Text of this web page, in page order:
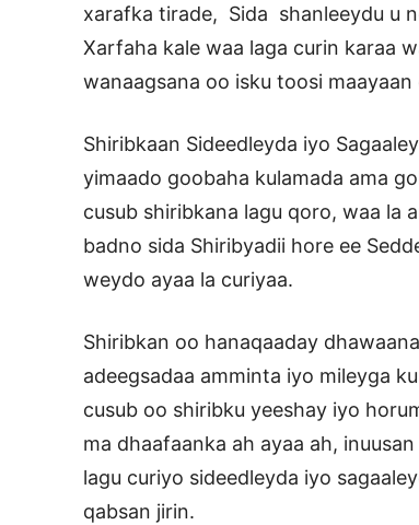
xarafka tirade, Sida shanleeydu u
Xarfaha kale waa laga curin karaa
wanaagsana oo isku toosi
Shiribkaan Sideedleyda iyo
yimaado goobaha kulamada ama
cusub shiribkana lagu qoro, waa la
badno sida Shiribyadii hore ee
weydo ayaa la curiyaa.
Shiribkan oo hanaqaaday
adeegsadaa amminta iyo mileyga
cusub oo shiribku yeeshay iyo
ma dhaafaanka ah ayaa ah,
lagu curiyo sideedleyda iyo
qabsan jirin.